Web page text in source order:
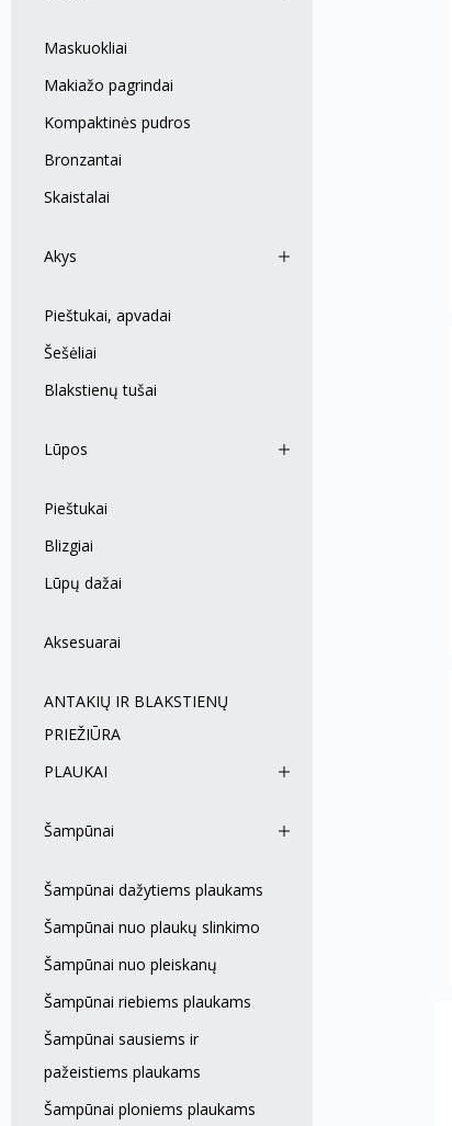
Maskuokliai
Makiažo pagrindai
Kompaktinės pudros
Bronzantai
Skaistalai
Akys
Pieštukai, apvadai
Šešėliai
Blakstienų tušai
Lūpos
Pieštukai
Blizgiai
Lūpų dažai
Aksesuarai
ANTAKIŲ IR BLAKSTIENŲ
PRIEŽIŪRA
PLAUKAI
Šampūnai
Šampūnai dažytiems plaukams
Šampūnai nuo plaukų slinkimo
Šampūnai nuo pleiskanų
Šampūnai riebiems plaukams
Šampūnai sausiems ir
pažeistiems plaukams
Šampūnai ploniems plaukams